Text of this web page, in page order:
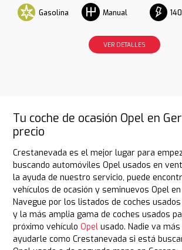
Gasolina Manual
VER DETALLES
Tu coche de ocasión Opel en
precio
Crestanevada es el mejor lugar para
buscando automóviles Opel usados en
la ayuda de nuestro servicio, puede
vehículos de ocasión y seminuevos Opel en
Navegue por los listados de coches
y la más amplia gama de coches usados
próximo vehículoOpel usado. Nadie va
ayudarle como Crestanevada si está